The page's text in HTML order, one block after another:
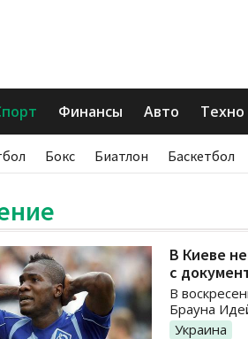
Финансы Авто Техно
Бокс Биатлон Баскетбол
В Киеве
с
В
Брауна
Украина